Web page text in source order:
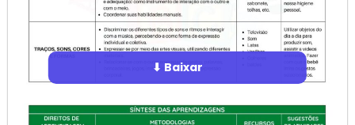
⬇ Baixar